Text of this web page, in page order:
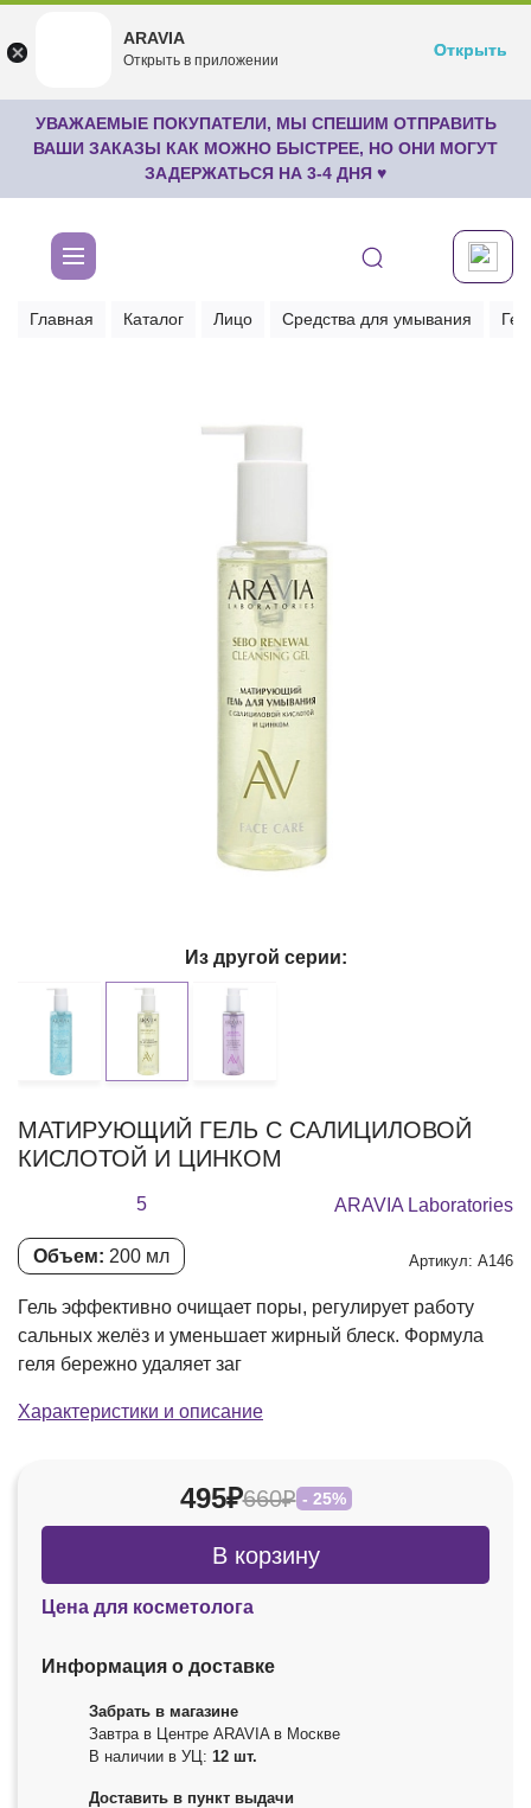
undefined
Бесплатноru.aravia.new
Открыть
УВАЖАЕМЫЕ ПОКУПАТЕЛИ, МЫ СПЕШИМ ОТПРАВИТЬ
ВАШИ ЗАКАЗЫ КАК МОЖНО БЫСТРЕЕ, НО ОНИ МОГУТ
ЗАДЕРЖАТЬСЯ НА 3-4 ДНЯ ♥
Главная Каталог Лицо Средства для умывания
МАТИРУЮЩИЙ ГЕЛЬ С САЛИЦИЛОВОЙ
КИСЛОТОЙ И ЦИНКОМ
5 ARAVIA Laboratories
Объем: 200 мл Артикул: А146
Гель эффективно очищает поры, регулирует работу
сальных желёз и уменьшает жирный блеск. Формула
геля бережно удаляет заг
Характеристики и описание
Из другой серии:
495₽660₽ - 25%
В корзину
Цена для косметолога
Информация о доставке
Забрать в магазине
Завтра в Центре ARAVIA в Москве
В наличии в УЦ: 12 шт.
Доставить в пункт выдачи
ARAVIA
Открыть в приложении
Открыть